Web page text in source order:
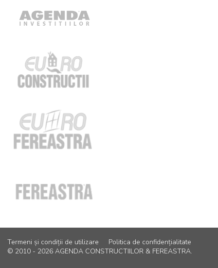
Termeni și condiții de utilizare
Politica de confidențialitate
© 2010 - 2026 AGENDA CONSTRUCTIILOR & FEREASTRA.